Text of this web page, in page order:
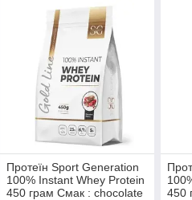
Протеїн Sport Generation
100% Instant Whey Protein
450 грам Смак : chocolate
450